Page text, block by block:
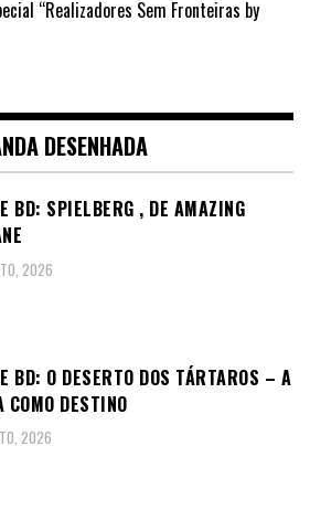
“Realizadores Sem Fronteiras by
DESENHADA
BD: SPIELBERG , DE AMAZING
2026
BD: O DESERTO DOS TÁRTAROS – A
COMO DESTINO
2026